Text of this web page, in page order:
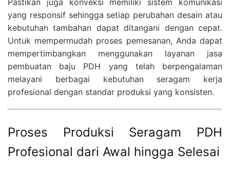
yang responsif sehingga setiap perubahan desain atau
kebutuhan tambahan dapat ditangani dengan cepat.
Untuk mempermudah proses pemesanan, Anda dapat
mempertimbangkan menggunakan layanan jasa
pembuatan baju PDH yang telah berpengalaman
melayani berbagai kebutuhan seragam kerja
profesional dengan standar produksi yang konsisten.
Proses Produksi Seragam PDH
Profesional dari Awal hingga Selesai